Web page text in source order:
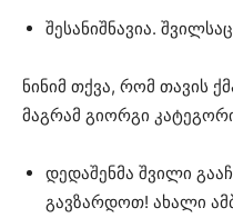
შესანიშნავია.
ნინიმ თქვა, რომ თავის
მაგრამ გიორგი
დედაშენმა შვილი
გავზარდოთ! ახალი